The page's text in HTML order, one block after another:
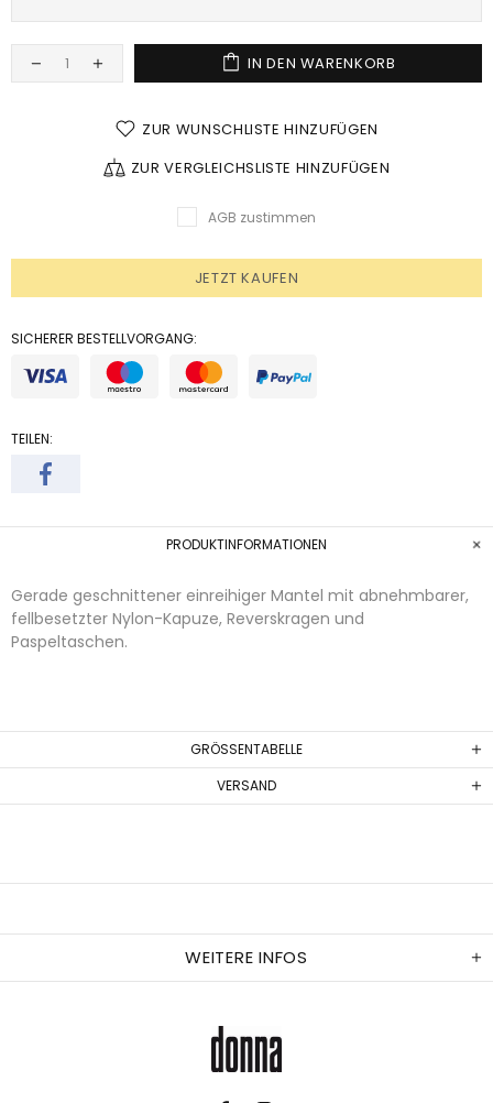
IN DEN WARENKORB
ZUR WUNSCHLISTE HINZUFÜGEN
ZUR VERGLEICHSLISTE HINZUFÜGEN
AGB zustimmen
JETZT KAUFEN
SICHERER BESTELLVORGANG:
TEILEN:
PRODUKTINFORMATIONEN
Gerade geschnittener einreihiger Mantel mit abnehmbarer,
fellbesetzter Nylon-Kapuze, Reverskragen und
Paspeltaschen.
GRÖSSENTABELLE
VERSAND
WEITERE INFOS